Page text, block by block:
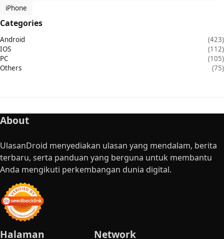
iPhone
Categories
Android
(423)
IOS
(112)
PC
(105)
Others
(75)
About
UlasanDroid menyediakan ulasan yang mendalam, berita
terbaru, serta panduan yang berguna untuk membantu
Anda mengikuti perkembangan dunia digital.
Halaman Network